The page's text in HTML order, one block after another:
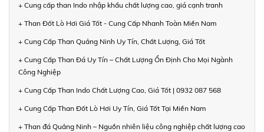
+ Cung cấp than Indo nhập khẩu chất lượng cao, giá cạnh tranh
+ Than Đốt Lò Hơi Giá Tốt - Cung Cấp Nhanh Toàn Miền Nam
+ Cung Cấp Than Quảng Ninh Uy Tín, Chất Lượng, Giá Tốt
+ Cung Cấp Than Đá Uy Tín – Chất Lượng Ổn Định Cho Mọi Ngành
Công Nghiệp
+ Cung Cấp Than Indo Chất Lượng Cao, Giá Tốt | 0932 087 568
+ Cung Cấp Than Đốt Lò Hơi Uy Tín, Giá Tốt Tại Miền Nam
+ Than đá Quảng Ninh – Nguồn nhiên liệu công nghiệp chất lượng cao